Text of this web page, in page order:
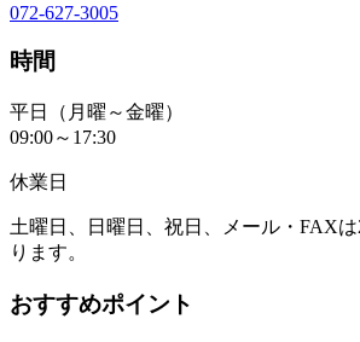
072-627-3005
時間
平日（月曜～金曜）
09:00～17:30
休業日
土曜日、日曜日、祝日、メール・FAX
ります。
おすすめポイント